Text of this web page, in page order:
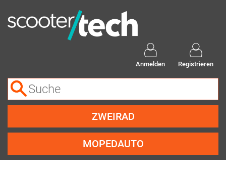
Anmelden Registrieren
ZWEIRAD
MOPEDAUTO